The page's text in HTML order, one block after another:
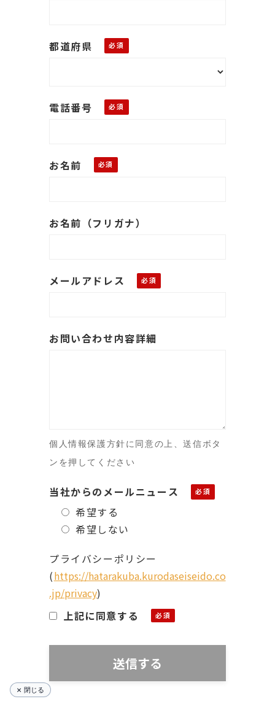
都道府県
電話番号
お名前
お名前（フリガナ）
メールアドレス
お問い合わせ内容詳細
個人情報保護方針に同意の上、送信ボタ
ンを押してください
当社からのメールニュース
希望する
希望しない
プライバシーポリシー
(https://hatarakuba.kurodaseiseido.co
.jp/privacy)
上記に同意する
閉じる